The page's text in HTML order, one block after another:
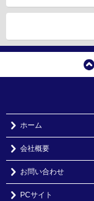
ホーム
会社概要
お問い合わせ
PCサイト